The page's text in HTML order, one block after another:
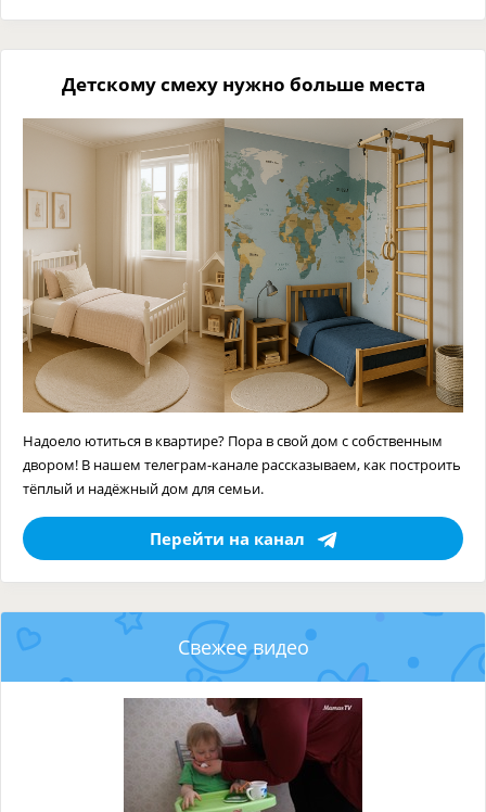
Детскому смеху нужно больше места
Надоело ютиться в квартире? Пора в свой дом с собственным
двором! В нашем телеграм-канале рассказываем, как построить
тёплый и надёжный дом для семьи.
Перейти на канал
Свежее видео